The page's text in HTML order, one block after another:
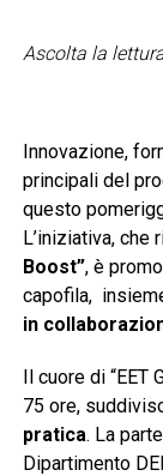
Ascolta la
Innovazione,
principali del
questo
L’iniziativa, che
Boost”, è
capofila,
in
Il cuore di “EET
75 ore,
pratica. La
Dipartimento